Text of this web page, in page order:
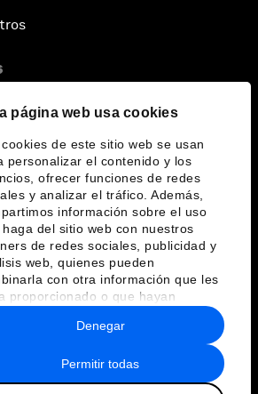
página web usa cookies
de este sitio web se usan
personalizar el contenido y los
ofrecer funciones de redes
y analizar el tráfico. Además,
información sobre el uso
del sitio web con nuestros
de redes sociales, publicidad y
web, quienes pueden
con otra información que les
proporcionado o que hayan
a partir del uso que haya
de sus servicios.
Permitir todas
Denegar
Foro
idiomas
y normas de uso
Sitemap